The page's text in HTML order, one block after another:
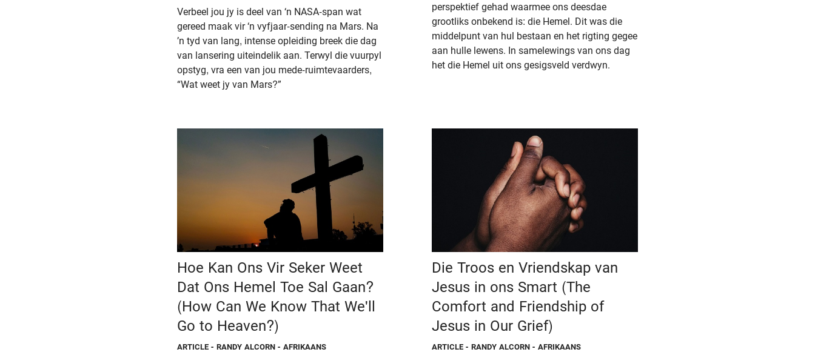
Verbeel jou jy is deel van ‘n NASA-span wat
gereed maak vir ‘n vyfjaar-sending na Mars. Na
’n tyd van lang, intense opleiding breek die dag
van lansering uiteindelik aan. Terwyl die vuurpyl
opstyg, vra een van jou mede-ruimtevaarders,
“Wat weet jy van Mars?”
perspektief gehad waarmee ons deesdae
grootliks onbekend is: die Hemel. Dit was die
middelpunt van hul bestaan en het rigting gegee
aan hulle lewens. In samelewings van ons dag
het die Hemel uit ons gesigsveld verdwyn.
Hoe Kan Ons Vir Seker Weet
Dat Ons Hemel Toe Sal Gaan?
(How Can We Know That We'll
Go to Heaven?)
ARTICLE - RANDY ALCORN - AFRIKAANS
Die Troos en Vriendskap van
Jesus in ons Smart (The
Comfort and Friendship of
Jesus in Our Grief)
ARTICLE - RANDY ALCORN - AFRIKAANS